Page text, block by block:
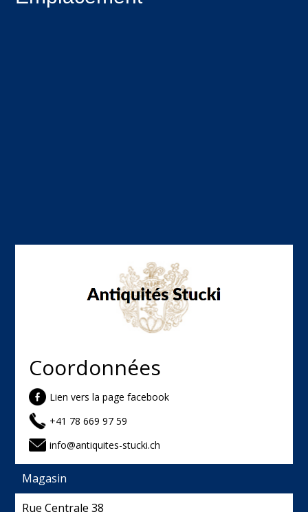
Coordonnées
Lien vers la page facebook
+41 78 669 97 59
info@antiquites-stucki.ch
Magasin
Rue Centrale 38